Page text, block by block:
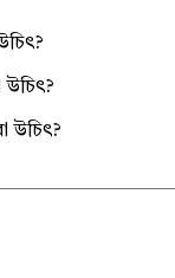
উচিৎ?
উচিৎ?